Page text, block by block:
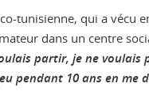
tunisienne, qui a vécu
dans un centre
partir, je ne voulais
pendant 10 ans en me